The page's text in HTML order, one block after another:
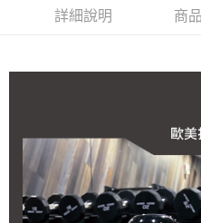
台灣樂天信用卡公司
全盈+PAY
AFTEE先享後付是「在收到商品之
１．簡單：不需註冊會員、不需綁卡
２．便利：只要手機號碼，簡訊認證
３．安心：先確認商品／服務後，再
【「AFTEE先享後付」結帳流程】
運送方式
全家取貨付款
每筆NT$150，滿NT$799(含以上
詳細說明 商